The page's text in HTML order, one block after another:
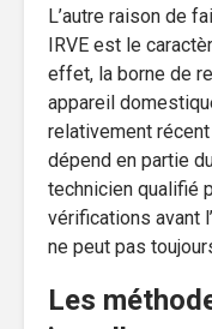
L’autre raison de
IRVE est le
effet, la borne de
appareil
relativement
dépend en partie
technicien qualifié
vérifications avant
ne peut pas
Les